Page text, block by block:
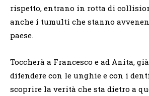
rispetto, entrano in rotta di
anche i tumulti che stanno
paese.
Toccherà a Francesco e ad Anita,
difendere con le unghie e con i
scoprire la verità che sta dietro a